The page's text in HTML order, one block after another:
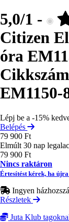
5,0/1 -
Citizen
óra
Cikkszám
EM1150-
Lépj be a -15%
Belépés
79 900 Ft
Elmúlt 30 nap
79 900 Ft
Nincs raktáron
Értesítést kérek, ha
Ingyen
Részletek
Juta Klub